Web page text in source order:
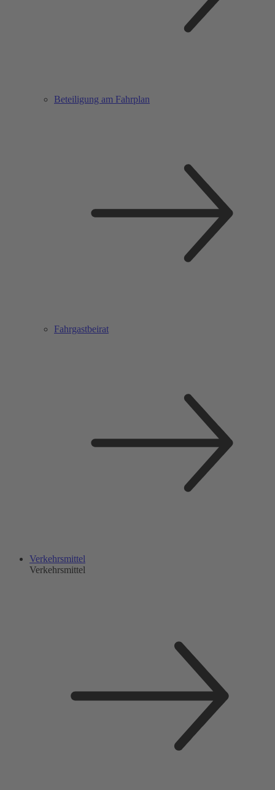
Beteiligung am Fahrplan
Fahrgastbeirat
Verkehrsmittel
Verkehrsmittel